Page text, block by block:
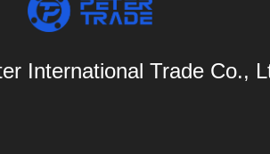
International Trade Co.,